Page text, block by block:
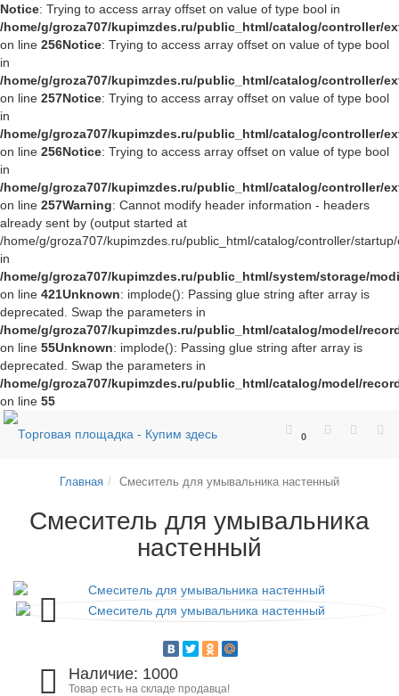
Notice: Trying to access array offset on value of type bool in
/home/g/groza707/kupimzdes.ru/public_html/catalog/controller/
on line 256Notice: Trying to access array offset on value of type bool
in
/home/g/groza707/kupimzdes.ru/public_html/catalog/controller/
on line 257Notice: Trying to access array offset on value of type bool
in
/home/g/groza707/kupimzdes.ru/public_html/catalog/controller/
on line 256Notice: Trying to access array offset on value of type bool
in
/home/g/groza707/kupimzdes.ru/public_html/catalog/controller/
on line 257Warning: Cannot modify header information - headers
already sent by (output started at
/home/g/groza707/kupimzdes.ru/public_html/catalog/controller/
in
/home/g/groza707/kupimzdes.ru/public_html/system/storage/
on line 421Unknown: implode(): Passing glue string after array is
deprecated. Swap the parameters in
/home/g/groza707/kupimzdes.ru/public_html/catalog/model/
on line 55Unknown: implode(): Passing glue string after array is
deprecated. Swap the parameters in
/home/g/groza707/kupimzdes.ru/public_html/catalog/model/
on line 55
0
Главная Смеситель для умывальника настенный
Смеситель для умывальника
настенный
Наличие: 1000
Товар есть на складе продавца!